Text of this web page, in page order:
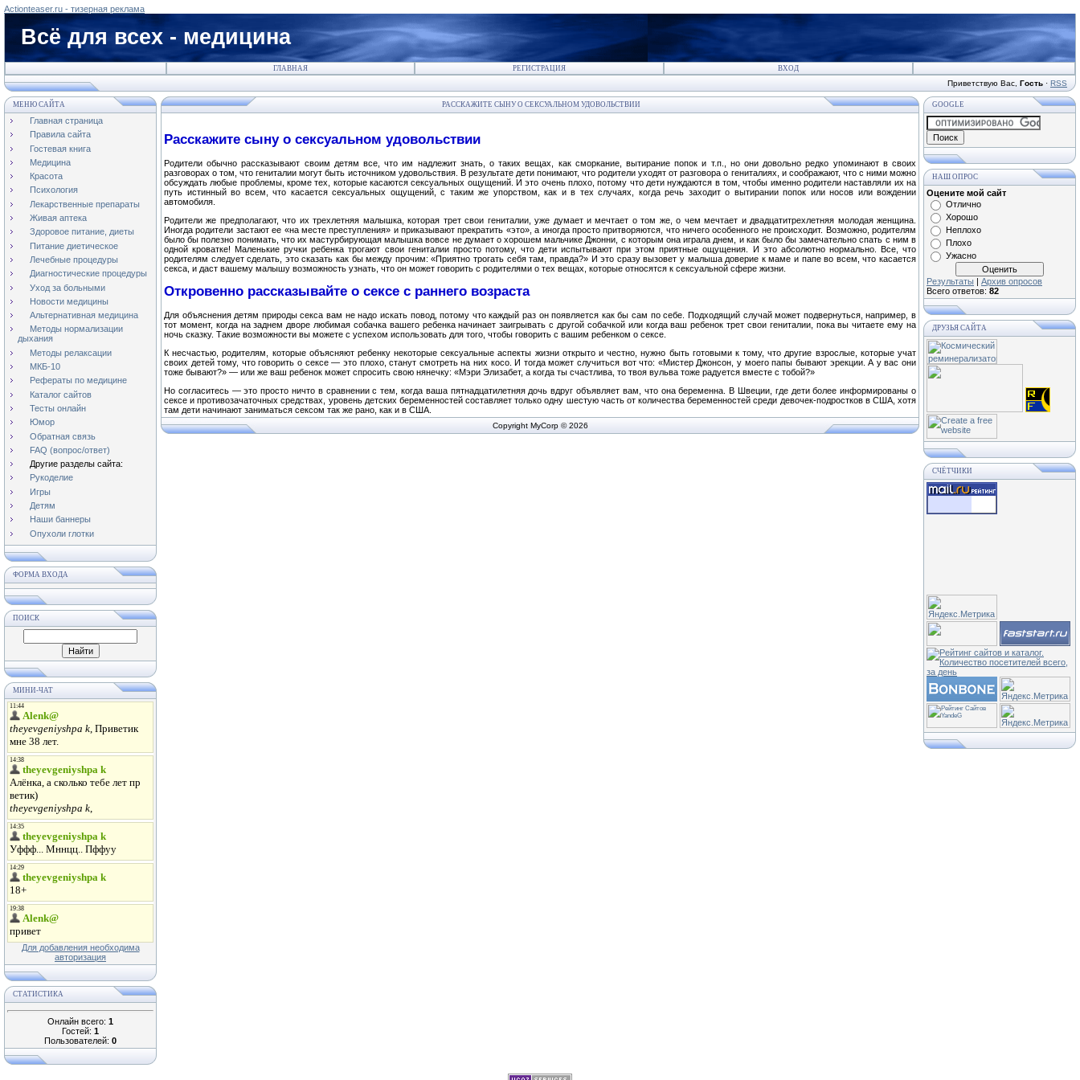
Actionteaser.ru - тизерная реклама
Всё для всех - медицина
ГЛАВНАЯ РЕГИСТРАЦИЯ ВХОД
Приветствую Вас Гость · RSS
МЕНЮ САЙТА
Главная страница
Правила сайта
Гостевая книга
Медицина
Красота
Психология
Лекарственные препараты
Живая аптека
Здоровое питание, диеты
Питание диетическое
Лечебные процедуры
Диагностические процедуры
Уход за больными
Новости медицины
Альтернативная медицина
Методы нормализации
дыхания
Методы релаксации
МКБ-10
Рефераты по медицине
Каталог сайтов
Тесты онлайн
Юмор
Обратная связь
FAQ (вопрос/ответ)
Другие разделы сайта:
Рукоделие
Игры
Детям
Наши баннеры
Опухоли глотки
ФОРМА ВХОДА
ПОИСК
МИНИ-ЧАТ
Для добавления необходима
авторизация
СТАТИСТИКА
Онлайн всего: 1
Гостей: 1
Пользователей: 0
РАССКАЖИТЕ СЫНУ О СЕКСУАЛЬНОМ УДОВОЛЬСТВИИ
Расскажите сыну о сексуальном удовольствии
Родители обычно рассказывают своим детям все, что им надлежит знать, о таких вещах, как сморкание, вытирание попок и т.п., но они довольно редко упоминают в своих
разговорах о том, что гениталии могут быть источником удовольствия. В результате дети понимают, что родители уходят от разговора о гениталиях, и соображают, что с ними можно
обсуждать любые проблемы, кроме тех, которые касаются сексуальных ощущений. И это очень плохо, потому что дети нуждаются в том, чтобы именно родители наставляли их на
путь истинный во всем, что касается сексуальных ощущений, с таким же упорством, как и в тех случаях, когда речь заходит о вытирании попок или носов или вождении
автомобиля.
Родители же предполагают, что их трехлетняя малышка, которая трет свои гениталии, уже думает и мечтает о том же, о чем мечтает и двадцатитрехлетняя молодая женщина.
Иногда родители застают ее «на месте преступления» и приказывают прекратить «это», а иногда просто притворяются, что ничего особенного не происходит. Возможно, родителям
было бы полезно понимать, что их мастурбирующая малышка вовсе не думает о хорошем мальчике Джонни, с которым она играла днем, и как было бы замечательно спать с ним в
одной кроватке! Маленькие ручки ребенка трогают свои гениталии просто потому, что дети испытывают при этом приятные ощущения. И это абсолютно нормально. Все, что
родителям следует сделать, это сказать как бы между прочим: «Приятно трогать себя там, правда?» И это сразу вызовет у малыша доверие к маме и папе во всем, что касается
секса, и даст вашему малышу возможность узнать, что он может говорить с родителями о тех вещах, которые относятся к сексуальной сфере жизни.
Откровенно рассказывайте о сексе с раннего возраста
Для объяснения детям природы секса вам не надо искать повод, потому что каждый раз он появляется как бы сам по себе. Подходящий случай может подвернуться, например, в
тот момент, когда на заднем дворе любимая собачка вашего ребенка начинает заигрывать с другой собачкой или когда ваш ребенок трет свои гениталии, пока вы читаете ему на
ночь сказку. Такие возможности вы можете с успехом использовать для того, чтобы говорить с вашим ребенком о сексе.
К несчастью, родителям, которые объясняют ребенку некоторые сексуальные аспекты жизни открыто и честно, нужно быть готовыми к тому, что другие взрослые, которые учат
своих детей тому, что говорить о сексе — это плохо, станут смотреть на них косо. И тогда может случиться вот что: «Мистер Джонсон, у моего папы бывают эрекции. А у вас они
тоже бывают?» — или же ваш ребенок может спросить свою нянечку: «Мэри Элизабет, а когда ты счастлива, то твоя вульва тоже радуется вместе с тобой?»
Но согласитесь — это просто ничто в сравнении с тем, когда ваша пятнадцатилетняя дочь вдруг объявляет вам, что она беременна. В Швеции, где дети более информированы о
сексе и противозачаточных средствах, уровень детских беременностей составляет только одну шестую часть от количества беременностей среди девочек-подростков в США, хотя
там дети начинают заниматься сексом так же рано, как и в США.
Copyright MyCorp © 2026
GOOGLE
НАШ ОПРОС
Оцените мой сайт
Отлично
Хорошо
Неплохо
Плохо
Ужасно
Результаты | Архив опросов
Всего ответов: 82
ДРУЗЬЯ САЙТА
СЧЁТЧИКИ